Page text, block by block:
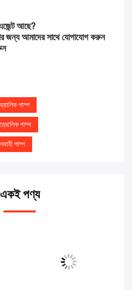
আছে?
জন্য আমাদের সাথে যোগাযোগ করুন
পাম্প
পাম্প
পাম্প
একই পণ্য